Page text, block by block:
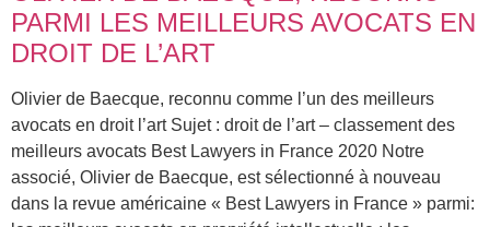
PARMI LES MEILLEURS AVOCATS EN
DROIT DE L’ART
Olivier de Baecque, reconnu comme l’un des meilleurs
avocats en droit l’art Sujet : droit de l’art – classement des
meilleurs avocats Best Lawyers in France 2020 Notre
associé, Olivier de Baecque, est sélectionné à nouveau
dans la revue américaine « Best Lawyers in France » parmi: